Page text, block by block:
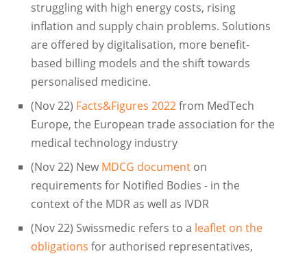
struggling with high energy costs, rising
inflation and supply chain problems. Solutions
are offered by digitalisation, more benefit-
based billing models and the shift towards
personalised medicine.
(Nov 22) Facts&Figures 2022from MedTech
Europe, the European trade association for the
medical technology industry
(Nov 22) New MDCG documenton
requirements for Notified Bodies - in the
context of the MDR as well as IVDR
(Nov 22) Swissmedic refers to a leaflet on the
obligations for authorised representatives,